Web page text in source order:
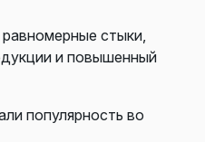
стыки,
и повышенный
популярность во